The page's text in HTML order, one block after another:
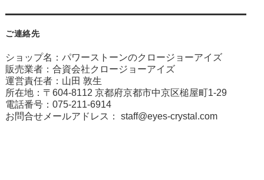
ご連絡先
ショップ名：パワーストーンのクロージョーアイズ
販売業者：合資会社クロージョーアイズ
運営責任者：山田 敦生
所在地：〒604-8112 京都府京都市中京区槌屋町1-29
電話番号：075-211-6914
お問合せメールアドレス： staff@eyes-crystal.com